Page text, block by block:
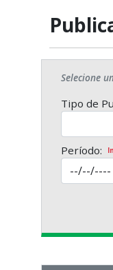
Selecione
Tipo de
Período: